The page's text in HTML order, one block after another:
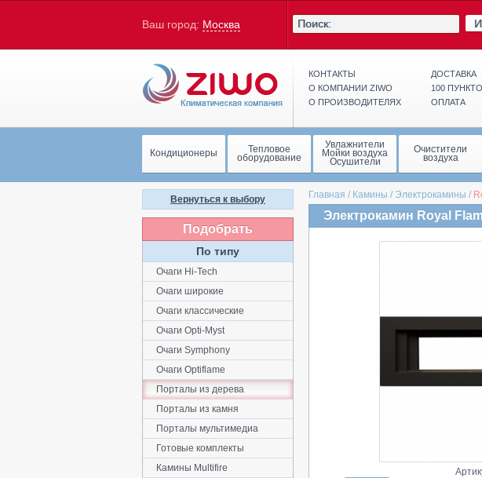
Ваш город: Москва
КОНТАКТЫ
О КОМПАНИИ ZIWO
О ПРОИЗВОДИТЕЛЯХ
ДОСТАВКА
100
ОПЛАТА
Кондиционеры Тепловое
оборудование
Увлажнители
Мойки воздуха
Осушители
Очистители
воздуха
Главная / Камины / Электрокамины /
Электрокамин Royal
Вернуться к выбору
Подобрать
По типу
Очаги Hi-Tech
Очаги широкие
Очаги классические
Очаги Opti-Myst
Очаги Symphony
Очаги Optiflame
Порталы из дерева
Порталы из камня
Порталы мультимедиа
Готовые комплекты
Камины Multifire